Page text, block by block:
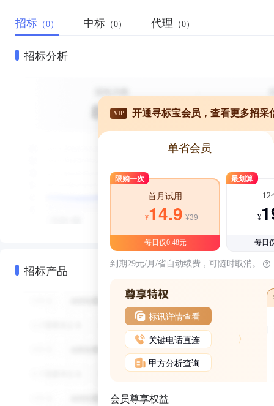
招标 （0） 中标 （0） 代理 （0）
招标分析
招标产品
VIP 开通寻标宝会员，查看更多招采
单省会员
限购一次
首月试用
¥14.9 ¥39
每日仅0.48元
最划算
12
¥
每日
到期29元/月/省自动续费，可随时取消。
标讯详情查看
关键电话直连
甲方分析查询
会员尊享权益